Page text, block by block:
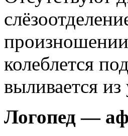
колеблется
выливается из
Логопед —